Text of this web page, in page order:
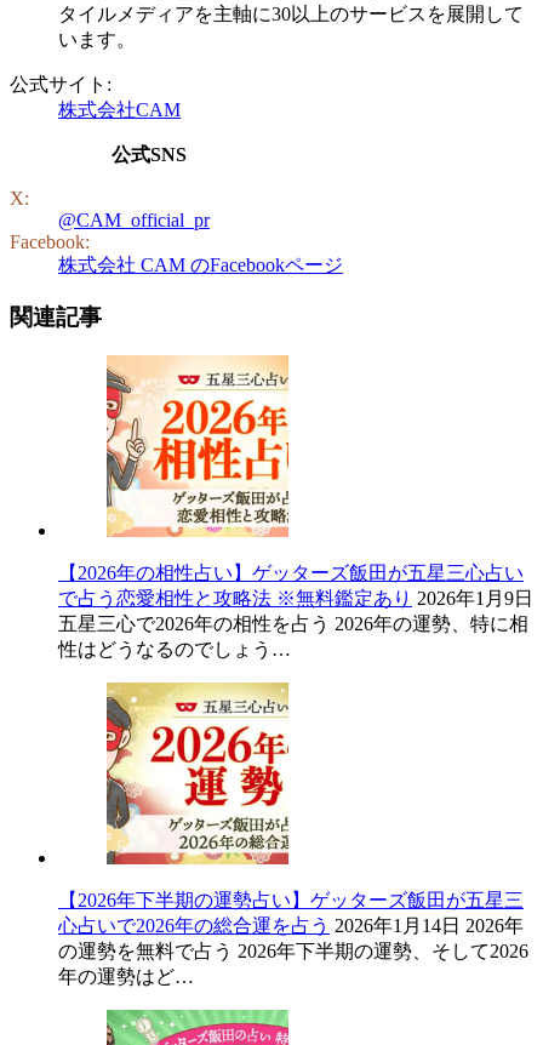
タイルメディアを主軸に30以上のサービスを展開して
います。
公式サイト:
株式会社CAM
公式SNS
X:
@CAM_official_pr
Facebook:
株式会社 CAM のFacebookページ
関連記事
【2026年の相性占い】ゲッターズ飯田が五星三心占い
で占う恋愛相性と攻略法 ※無料鑑定あり 2026年1月9日
五星三心で2026年の相性を占う 2026年の運勢、特に相
性はどうなるのでしょう…
【2026年下半期の運勢占い】ゲッターズ飯田が五星三
心占いで2026年の総合運を占う 2026年1月14日 2026年
の運勢を無料で占う 2026年下半期の運勢、そして2026
年の運勢はど…